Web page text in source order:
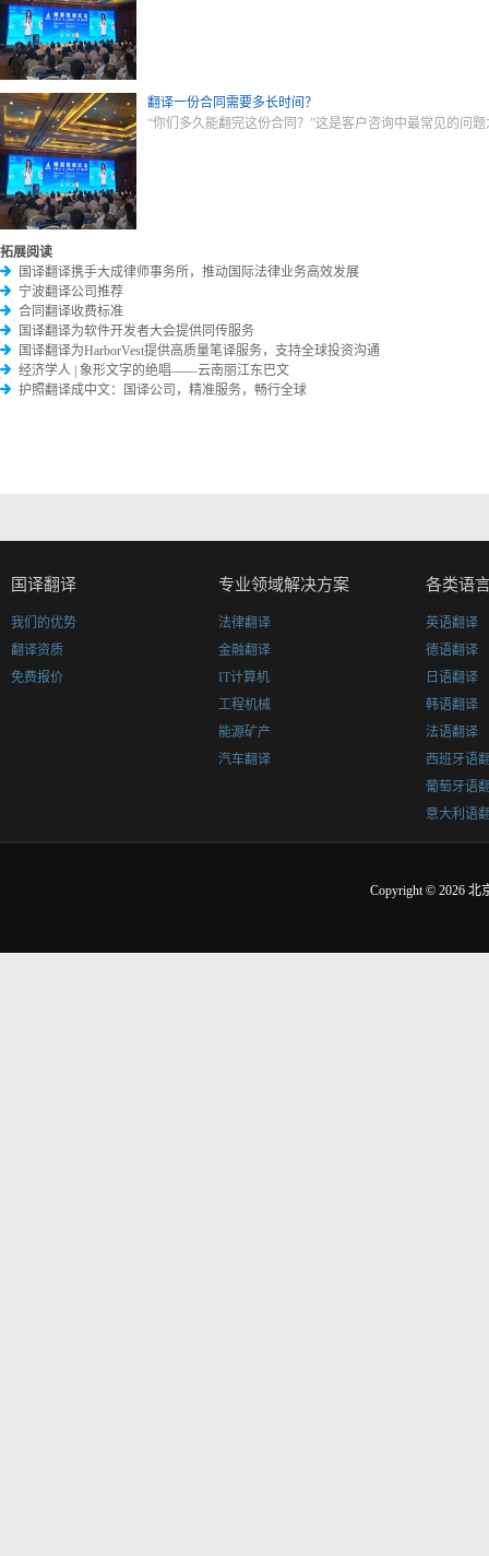
翻译一份合同需要多长时间？
“你们多久能翻完这份合同？”这是客户咨询中最常见的问
拓展阅读
国译翻译携手大成律师事务所，推动国际法律业务高效发展
宁波翻译公司推荐
合同翻译收费标准
国译翻译为软件开发者大会提供同传服务
国译翻译为HarborVest提供高质量笔译服务，支持全球投资沟通
经济学人 | 象形文字的绝唱——云南丽江东巴文
护照翻译成中文：国译公司，精准服务，畅行全球
国译翻译
我们的优势
翻译资质
免费报价
专业领域解决方案
法律翻译
金融翻译
IT计算机
工程机械
能源矿产
汽车翻译
各类语
英语翻译
德语翻译
日语翻译
韩语翻译
法语翻译
西班牙语
葡萄牙语
意大利语
Copyright © 2026 北